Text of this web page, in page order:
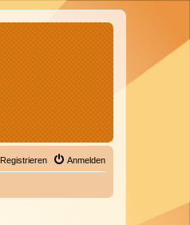
Anmelden
Registrieren